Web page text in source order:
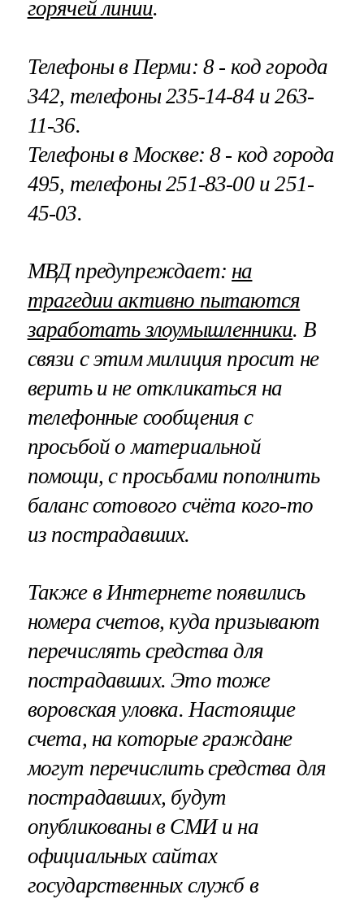
горячей линии.
Телефоны в Перми: 8 - код города
342, телефоны 235-14-84 и 263-
11-36.
Телефоны в Москве: 8 - код города
495, телефоны 251-83-00 и 251-
45-03.
МВД предупреждает: на
трагедии активно пытаются
заработать злоумышленники. В
связи с этим милиция просит не
верить и не откликаться на
телефонные сообщения с
просьбой о материальной
помощи, с просьбами пополнить
баланс сотового счёта кого-то
из пострадавших.
Также в Интернете появились
номера счетов, куда призывают
перечислять средства для
пострадавших. Это тоже
воровская уловка. Настоящие
счета, на которые граждане
могут перечислить средства для
пострадавших, будут
опубликованы в СМИ и на
официальных сайтах
государственных служб в